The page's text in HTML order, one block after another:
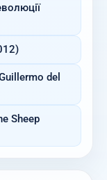
del
Sheep